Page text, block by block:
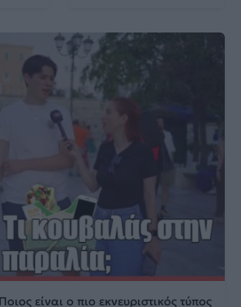
είναι ο πιο εκνευριστικός τύπος